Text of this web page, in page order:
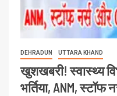
DEHRADUN UTTARA KHAND
खुशखबरी! स्वास्थ्य
भर्तिया, ANM, स्टॉफ